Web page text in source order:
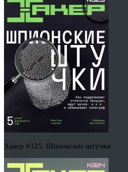
Хакер #325. Шпионские штучки